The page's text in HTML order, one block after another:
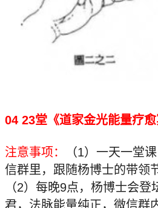
04 23堂《道家金光能量疗
注意事项：
（1）一天一堂
信群里，跟随杨博士的带领
（2）每晚9点，杨博士会
君，法脉能量纯正，微信群